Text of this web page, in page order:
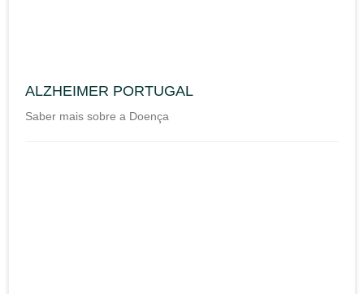
ALZHEIMER PORTUGAL
Saber mais sobre a Doença